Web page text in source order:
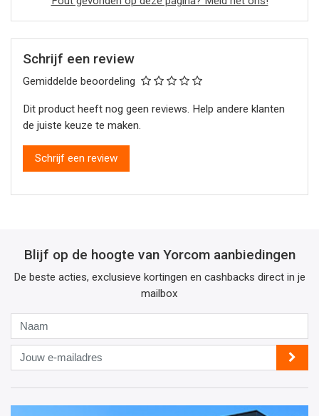
Schrijf een review
Gemiddelde beoordeling
Dit product heeft nog geen reviews. Help andere klanten
de juiste keuze te maken.
Schrijf een review
Blijf op de hoogte van Yorcom aanbiedingen
De beste acties, exclusieve kortingen en cashbacks direct in je
mailbox
Jouw
e-